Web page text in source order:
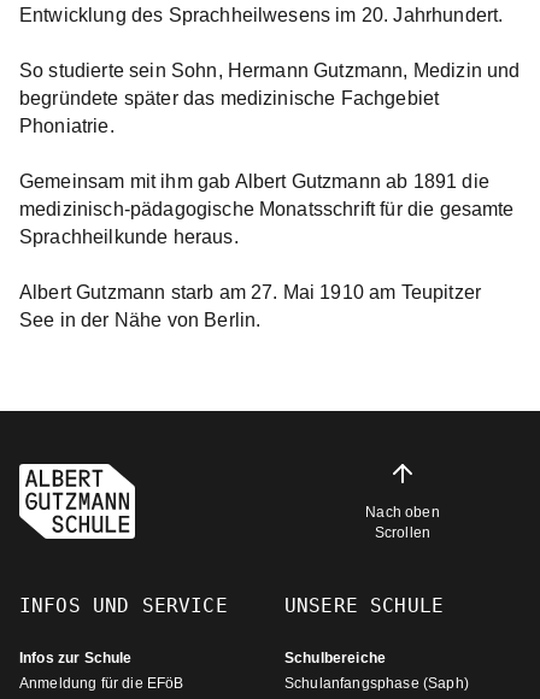
Entwicklung des Sprachheilwesens im 20. Jahrhundert.
So studierte sein Sohn, Hermann Gutzmann, Medizin und
begründete später das medizinische Fachgebiet
Phoniatrie.
Gemeinsam mit ihm gab Albert Gutzmann ab 1891 die
medizinisch-pädagogische Monatsschrift für die gesamte
Sprachheilkunde heraus.
Albert Gutzmann starb am 27. Mai 1910 am Teupitzer
See in der Nähe von Berlin.
Nach oben
Scrollen
INFOS UND SERVICE
Infos zur Schule
Anmeldung für die EFöB
UNSERE SCHULE
Schulbereiche
Schulanfangsphase (Saph)